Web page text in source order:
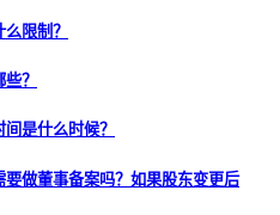
限制？
？
是什么时候？
要做董事备案吗？如果股东变更后